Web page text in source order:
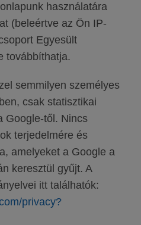
használatára
(beleértve az Ön IP-
Egyesült
továbbíthatja.
semmilyen személyes
csak statisztikai
Google-től. Nincs
terjedelmére és
amelyeket a Google a
keresztül gyűjt. A
itt találhatók:
privacy?